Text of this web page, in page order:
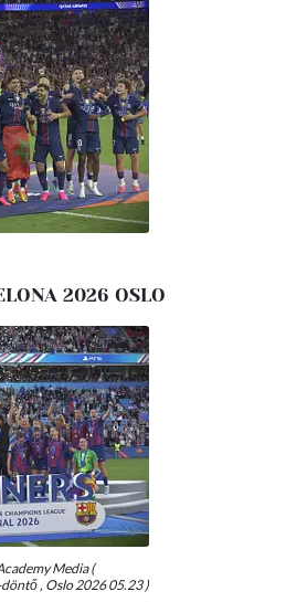
2026 OSLO
Media (
, Oslo 2026 05.23 )